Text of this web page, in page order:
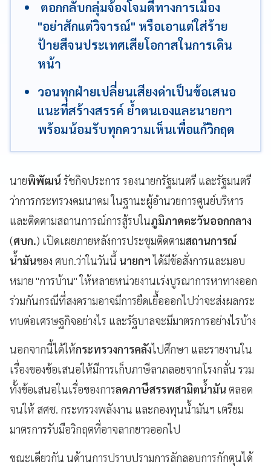
ตอกกลับกลุ่มจ้องโจมตีทางการเมือง
"อย่าสักแต่วิจารณ์" หรือเอาแต่ใส่ร้าย
ป้ายสีจนประเทศเสียโอกาสในการเดิน
หน้า
วอนทุกฝ่ายเปลี่ยนเสียงด่าเป็นข้อเสนอ
แนะที่สร้างสรรค์ ย้ำตนเองและนายกฯ
พร้อมน้อมรับทุกความเห็นเพื่อแก้วิกฤต
นายพิพัฒน์ รัชกิจประการ รองนายกรัฐมนตรี และรัฐมนตรี
ว่าการกระทรวงคมนาคม ในฐานะผู้อำนวยการศูนย์บริหาร
และติดตามสถานการณ์การสู้รบในภูมิภาคตะวันออกกลาง
(ศบก.) เปิดเผยภายหลังการประชุมติดตามสถานการณ์
น้ำมันของ ศบก.ว่าในวันนี้ นายกฯได้มีข้อสั่งการและมอบ
หมาย "การบ้าน" ให้หลายหน่วยงานเร่งบูรณาการหาทางออก
ร่วมกันกรณีที่สงครามอาจมีการยืดเยื้อออกไปว่าจะส่งผลกระ
ทบต่อเศรษฐกิจอย่างไร และรัฐบาลจะมีมาตรการอย่างไรบ้าง
นอกจากนี้ได้ให้กระทรวงการคลังไปศึกษา และรายงานใน
เรื่องของข้อเสนอให้มีการเก็บภาษีลาภลอยจากโรงกลั่น รวม
ทั้งข้อเสนอในเรื่อของการลดภาษีสรรพสามิตน้ำมัน ตลอด
จนให้ สศช. กระทรวงพลังงาน และกองทุนน้ำมันฯ เตรียม
มาตรการรับมือวิกฤตที่อาจลากยาวออกไป
ขณะเดียวกัน นด้านการปราบปรามการลักลอบการกักตุนได้